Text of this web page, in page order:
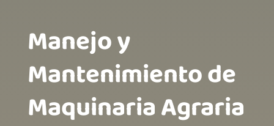
Manejo y
Mantenimiento de
Maquinaria Agraria